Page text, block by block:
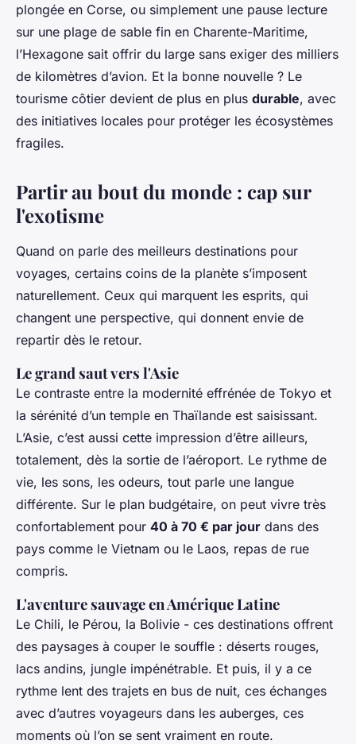
plongée en Corse, ou simplement une pause lecture
sur une plage de sable fin en Charente-Maritime,
l’Hexagone sait offrir du large sans exiger des milliers
de kilomètres d’avion. Et la bonne nouvelle ? Le
tourisme côtier devient de plus en plus durable, avec
des initiatives locales pour protéger les écosystèmes
fragiles.
Partir au bout du monde : cap sur
l'exotisme
Quand on parle des meilleurs destinations pour
voyages, certains coins de la planète s’imposent
naturellement. Ceux qui marquent les esprits, qui
changent une perspective, qui donnent envie de
repartir dès le retour.
Le grand saut vers l'Asie
Le contraste entre la modernité effrénée de Tokyo et
la sérénité d’un temple en Thaïlande est saisissant.
L’Asie, c’est aussi cette impression d’être ailleurs,
totalement, dès la sortie de l’aéroport. Le rythme de
vie, les sons, les odeurs, tout parle une langue
différente. Sur le plan budgétaire, on peut vivre très
confortablement pour 40 à 70 € par jour dans des
pays comme le Vietnam ou le Laos, repas de rue
compris.
L'aventure sauvage en Amérique Latine
Le Chili, le Pérou, la Bolivie - ces destinations offrent
des paysages à couper le souffle : déserts rouges,
lacs andins, jungle impénétrable. Et puis, il y a ce
rythme lent des trajets en bus de nuit, ces échanges
avec d’autres voyageurs dans les auberges, ces
moments où l’on se sent vraiment en route.